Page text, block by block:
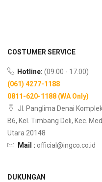
COSTUMER SERVICE
Hotline: (09.00 - 17.00)
(061) 4277-1188
0811-620-1188 (WA Only)
Jl. Panglima Denai
B6, Kel. Timbang Deli, Kec.
Utara 20148
Mail : official@ingco.co.id
DUKUNGAN